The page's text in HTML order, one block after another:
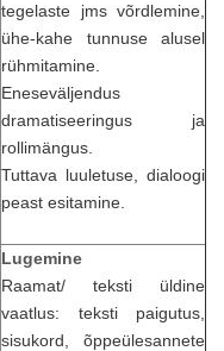
tegelaste jms võrdlemine,
ühe-kahe tunnuse alusel
rühmitamine.
Eneseväljendus
dramatiseeringus ja
rollimängus.
Tuttava luuletuse, dialoogi
peast esitamine.
Lugemine
Raamat/ teksti üldine
vaatlus: teksti paigutus,
sisukord, õppeülesannete